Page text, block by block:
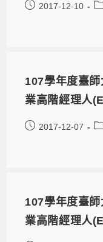
2017-12-10
107學年度臺
業高階經理人
2017-12-07
107學年度臺
業高階經理人